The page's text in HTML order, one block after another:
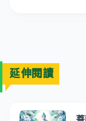
延伸閱讀